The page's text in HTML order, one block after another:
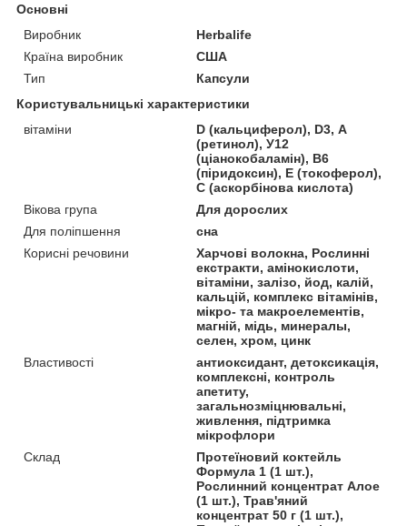
Основні
Виробник
Herbalife
Країна виробник
США
Тип
Капсули
Користувальницькі характеристики
вітаміни
D (кальциферол), D3, А
(ретинол), У12
(ціанокобаламін), В6
(піридоксин), Е (токоферол),
С (аскорбінова кислота)
Вікова група
Для дорослих
Для поліпшення
сна
Корисні речовини
Харчові волокна, Рослинні
екстракти, амінокислоти,
вітаміни, залізо, йод, калій,
кальцій, комплекс вітамінів,
мікро- та макроелементів,
магній, мідь, минералы,
селен, хром, цинк
Властивості
антиоксидант, детоксикація,
комплексні, контроль
апетиту,
загальнозміцнювальні,
живлення, підтримка
мікрофлори
Склад
Протеїновий коктейль
Формула 1 (1 шт.),
Рослинний концентрат Алое
(1 шт.), Трав'яний
концентрат 50 г (1 шт.),